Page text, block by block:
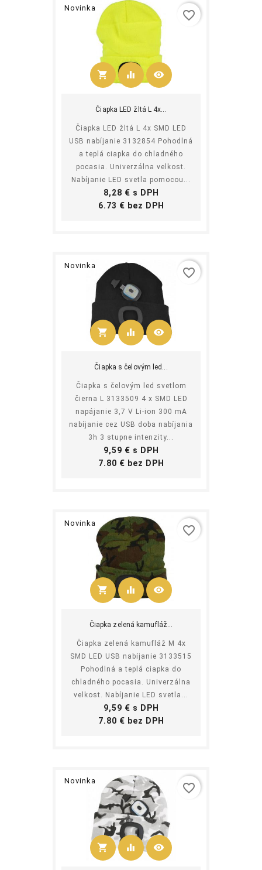
Novinka
shopping_cart
Kúpiť
equalizer visibility
Čiapka LED žltá L 4x...
Čiapka LED žltá L 4x SMD LED
USB nabíjanie 3132854 Pohodlná
a teplá ciapka do chladného
pocasia. Univerzálna velkost.
Nabíjanie LED svetla pomocou...
Cena
8,28 € s DPH
6.73 € bez DPH
favorite_border
Novinka
shopping_cart
Kúpiť
equalizer visibility
Čiapka s čelovým led...
Čiapka s čelovým led svetlom
čierna L 3133509 4 x SMD LED
napájanie 3,7 V Li-ion 300 mA
nabíjanie cez USB doba nabíjania
3h 3 stupne intenzity...
Cena
9,59 € s DPH
7.80 € bez DPH
favorite_border
Novinka
shopping_cart
Kúpiť
equalizer visibility
Čiapka zelená kamufláž...
Čiapka zelená kamufláž M 4x
SMD LED USB nabíjanie 3133515
Pohodlná a teplá ciapka do
chladného pocasia. Univerzálna
velkost. Nabíjanie LED svetla...
Cena
9,59 € s DPH
7.80 € bez DPH
favorite_border
Novinka
shopping_cart
Kúpiť
equalizer visibility
favorite_border